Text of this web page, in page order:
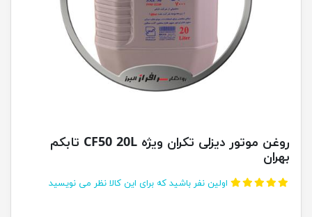
روغن موتور دیزلی تکران ویژه CF50 20L تابکم
بهران
اولین نفر باشید که برای این کالا نظر می نویسید